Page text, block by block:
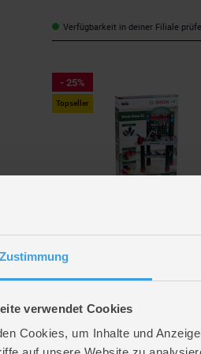
Zustimmung
verwendet Cookies
Cookies, um Inhalte und
Verfügbarkeit in deiner Filiale
- 25%
Topseller
Bosch - Werkbank - Workshop
82-teilig
59,99 €*